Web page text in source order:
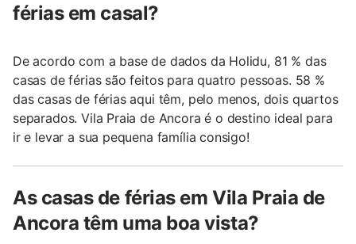
férias em casal?
De acordo com a base de dados da Holidu, 81 % das
casas de férias são feitos para quatro pessoas. 58 %
das casas de férias aqui têm, pelo menos, dois quartos
separados. Vila Praia de Ancora é o destino ideal para
ir e levar a sua pequena família consigo!
As casas de férias em Vila Praia de
Ancora têm uma boa vista?